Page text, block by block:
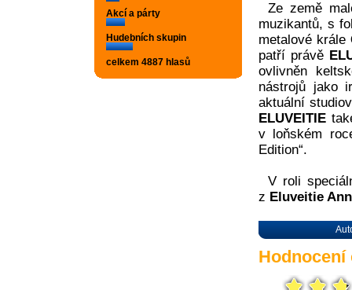
Akcí a párty
Hudebních skupin
celkem 4887 hlasů
Ze země
muzikantů, s
metalové krále
patří právě
ovlivněn
nástrojů jako
aktuální
ELUVEITIE
v loňském
Edition“.
V roli
z Eluveitie
Hodnocení